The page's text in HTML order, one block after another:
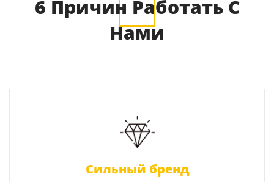
6 Причин Работать С
Нами
Сильный бренд